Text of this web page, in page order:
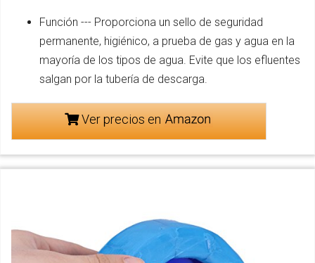
Función --- Proporciona un sello de seguridad
permanente, higiénico, a prueba de gas y agua en la
mayoría de los tipos de agua. Evite que los efluentes
salgan por la tubería de descarga.
Ver precios en